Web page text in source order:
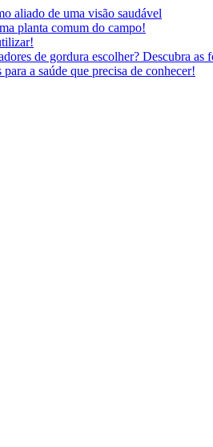
aliado de uma visão saudável
planta comum do campo!
de gordura escolher? Descubra as
a saúde que precisa de conhecer!